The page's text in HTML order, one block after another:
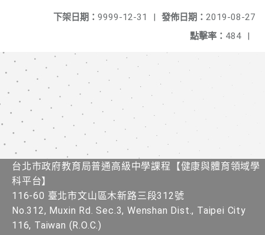
發佈日期： 2019-08-27
下架日期： 9999-12-31
|
點擊率： 484 |
台北市政府教育局普通高級中學課程​【健康與體育領域學
科平台】
116-60 臺北市文山區木新路三段312號
No.312, Muxin Rd. Sec.3, Wenshan Dist., Taipei City
116, Taiwan (R.O.C.)